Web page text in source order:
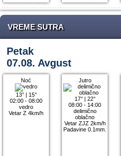
VREME SUTRA
Petak
07.08. Avgust
Noć
13°| 15°
02:00 - 08:00
vedro
Vetar Z 4km/h
Jutro
17°| 22°
08:00 - 14:00
delimično
oblačno
Vetar ZJZ 2km/h
Padavine 0.1mm.